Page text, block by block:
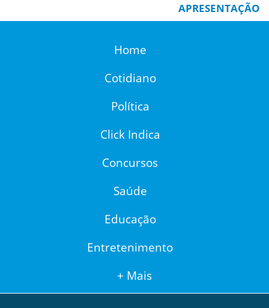
APRESENTAÇÃO
Home
Cotidiano
Política
Click Indica
Concursos
Saúde
Educação
Entretenimento
+ Mais